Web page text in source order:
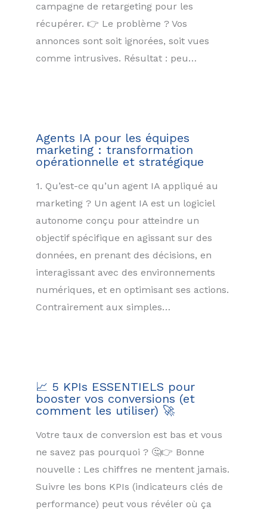
campagne de retargeting pour les
récupérer. 👉 Le problème ? Vos
annonces sont soit ignorées, soit vues
comme intrusives. Résultat : peu…
Agents IA pour les équipes
marketing : transformation
opérationnelle et stratégique
1. Qu’est-ce qu’un agent IA appliqué au
marketing ? Un agent IA est un logiciel
autonome conçu pour atteindre un
objectif spécifique en agissant sur des
données, en prenant des décisions, en
interagissant avec des environnements
numériques, et en optimisant ses actions.
Contrairement aux simples…
📈 5 KPIs ESSENTIELS pour
booster vos conversions (et
comment les utiliser) 🚀
Votre taux de conversion est bas et vous
ne savez pas pourquoi ? 🤔👉 Bonne
nouvelle : Les chiffres ne mentent jamais.
Suivre les bons KPIs (indicateurs clés de
performance) peut vous révéler où ça